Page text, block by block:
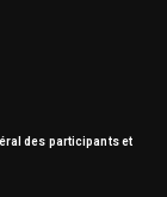
des participants et